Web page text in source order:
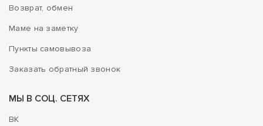
Возврат, обмен
Маме на заметку
Пункты самовывоза
Заказать обратный звонок
МЫ В СОЦ. СЕТЯХ
ВК